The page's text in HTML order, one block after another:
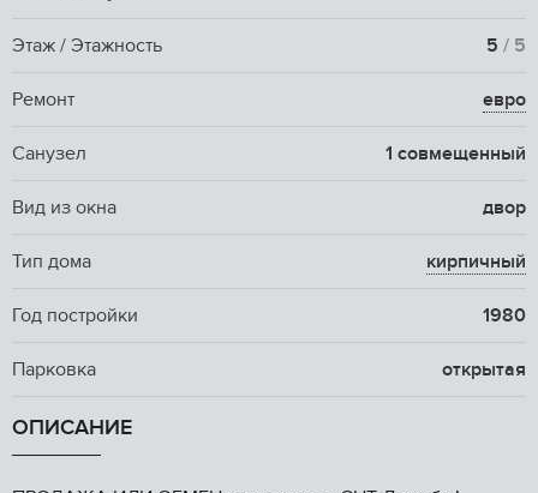
Этаж / Этажность 5 / 5
Ремонт евро
Санузел 1 совмещенный
Вид из окна двор
Тип дома кирпичный
Год постройки 1980
Парковка открытая
ОПИСАНИЕ